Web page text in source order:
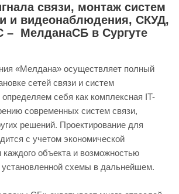
связи, монтаж систем
и видеонаблюдения, СКУД,
– МелданаСБ в Сургуте
«Мелдана» осуществляет полный
сетей связи и систем
себя как комплексная IT-
современных систем связи,
решений. Проектирование для
с учетом экономической
каждого объекта и возможностью
схемы в дальнейшем.